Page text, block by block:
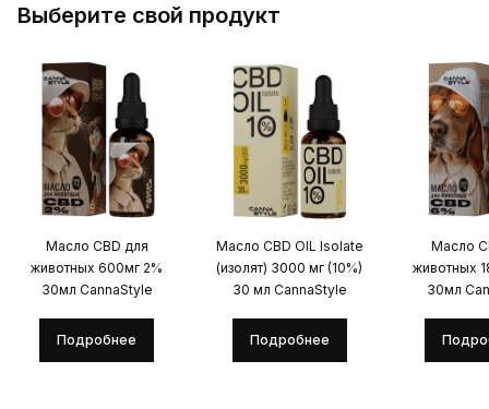
Выберите свой продукт
Масло CBD для
животных 600мг 2%
30мл CannaStyle
Подробнее
Масло CBD OIL Isolate
(изолят) 3000 мг (10%)
30 мл CannaStyle
Подробнее
Масло
животных
30мл